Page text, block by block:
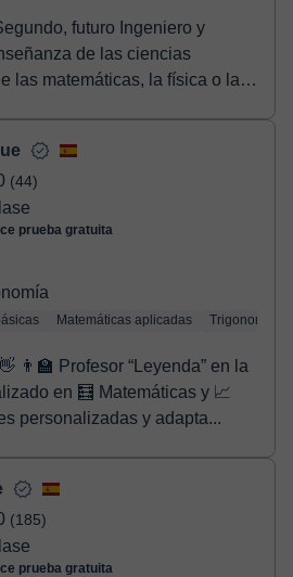
futuro Ingeniero y
de las ciencias
(44)
prueba gratuita
Matemáticas aplicadas Trigonometría
👨‍🏫 Profesor “Leyenda” en la
en 🧮 Matemáticas y 📈
clases personalizadas y adapta...
(185)
prueba gratuita